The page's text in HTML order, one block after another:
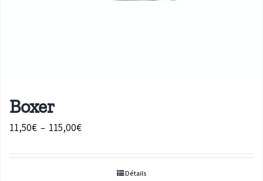
Boxer
11,50€ – 115,00€Plage
prix :
Détails